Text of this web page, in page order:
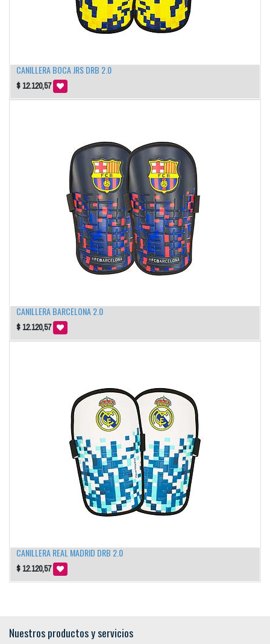
CANILLERA BOCA JRS DRB 2.0
$ 12.120,57
CANILLERA BARCELONA 2.0
$ 12.120,57
CANILLERA REAL MADRID DRB 2.0
$ 12.120,57
Nuestros productos y servicios